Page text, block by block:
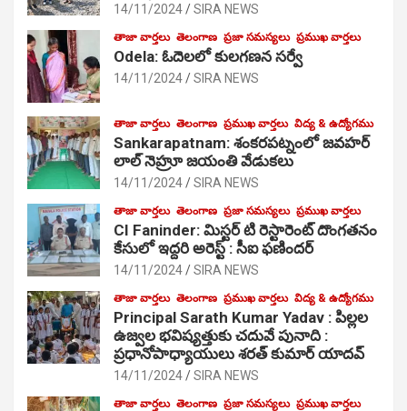
14/11/2024 SIRA NEWS
తాజా వార్తలు తెలంగాణ ప్రజా సమస్యలు ప్రముఖ వార్తలు
Odela: ఓదెలలో కులగణన సర్వే
14/11/2024 SIRA NEWS
తాజా వార్తలు తెలంగాణ ప్రముఖ వార్తలు విద్య & ఉద్యోగము
Sankarapatnam: శంకరపట్నంలో జవహర్
లాల్ నెహ్రూ జయంతి వేడుకలు
14/11/2024 SIRA NEWS
తాజా వార్తలు తెలంగాణ ప్రజా సమస్యలు ప్రముఖ వార్తలు
CI Faninder: మిస్టర్ టి రెస్టారెంట్ దొంగతనం
కేసులో ఇద్దరి అరెస్ట్ : సీఐ ఫణిందర్
14/11/2024 SIRA NEWS
తాజా వార్తలు తెలంగాణ ప్రముఖ వార్తలు విద్య & ఉద్యోగము
Principal Sarath Kumar Yadav : పిల్లల
ఉజ్వల భవిష్యత్తుకు చదువే పునాది :
ప్రధానోపాధ్యాయులు శరత్ కుమార్ యాదవ్
14/11/2024 SIRA NEWS
తాజా వార్తలు తెలంగాణ ప్రజా సమస్యలు ప్రముఖ వార్తలు